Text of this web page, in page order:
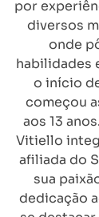
por
diversos
onde
habilidades
o início
começou
aos 13
Vitiello
afiliada do
sua
dedicação